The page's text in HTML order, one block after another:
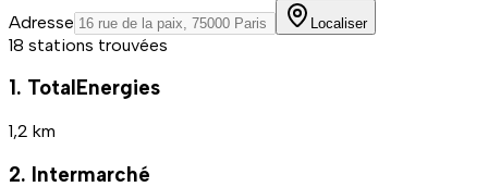
Adresse
Localiser
18 stations trouvées
1. TotalEnergies
1,2 km
2. Intermarché